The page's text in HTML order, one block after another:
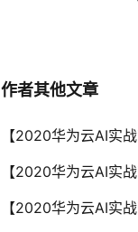
作者其他文章
【2020华为云AI实
【2020华为云AI实
【2020华为云AI实